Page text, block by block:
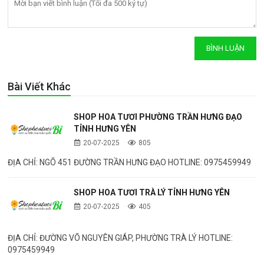
Bài Viết Khác
SHOP HOA TƯƠI PHƯỜNG TRẦN HƯNG ĐẠO
TỈNH HƯNG YÊN
20-07-2025 805
ĐỊA CHỈ: NGÕ 451 ĐƯỜNG TRẦN HƯNG ĐẠO HOTLINE: 0975459949
SHOP HOA TƯƠI TRÀ LÝ TỈNH HƯNG YÊN
20-07-2025 405
ĐỊA CHỈ: ĐƯỜNG VÕ NGUYÊN GIÁP, PHƯỜNG TRÀ LÝ HOTLINE:
0975459949